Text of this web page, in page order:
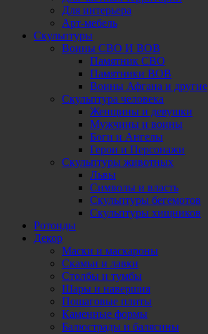
Для интерьера
Арт-мебель
Скульптуры
Воины СВО И ВОВ
Памятник СВО
Памятники ВОВ
Воины Афгана и другие
Скульптура человека
Женщины и девушки
Мужчины и воины
Боги и Ангелы
Герои и Персонажи
Скульптуры животных
Львы
Символы и власть
Скульптуры бегемотов
Скульптуры хищников
Ротонды
Декор
Маски и маскароны
Скамьи и лавки
Столбы и тумбы
Шары и навершия
Пошаговые плиты
Каменные формы
Балюстрады и балясины